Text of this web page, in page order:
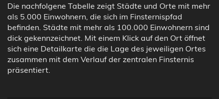
Die nachfolgene Tabelle zeigt Städte und Orte mit mehr
als 5.000 Einwohnern, die sich im Finsternispfad
befinden. Städte mit mehr als 100.000 Einwohnern sind
dick gekennzeichnet. Mit einem Klick auf den Ort öffnet
sich eine Detailkarte die die Lage des jeweiligen Ortes
zusammen mit dem Verlauf der zentralen Finsternis
präsentiert.